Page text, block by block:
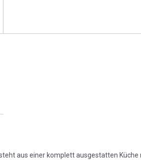
aus einer komplett ausgestatten